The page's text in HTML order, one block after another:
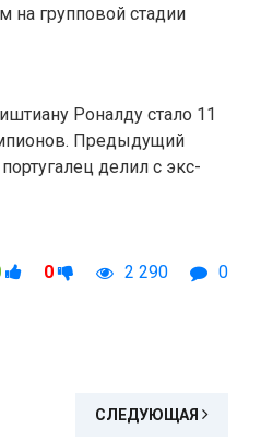
на групповой стадии
Роналду стало 11
Предыдущий
делил с экс-
0 2 290 0
СЛЕДУЮЩАЯ